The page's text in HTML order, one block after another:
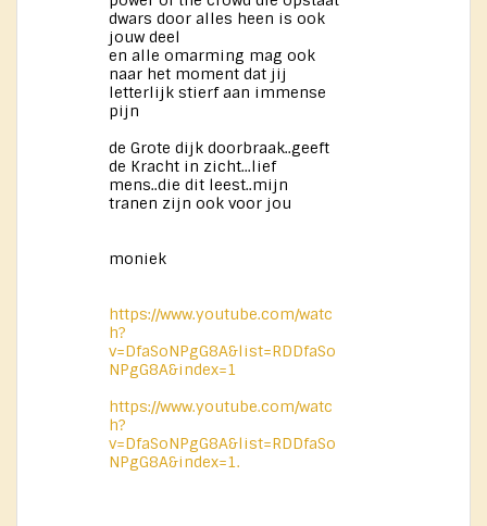
dwars door alles heen is ook
jouw deel
en alle omarming mag ook
naar het moment dat jij
letterlijk stierf aan immense
pijn
de Grote dijk doorbraak..geeft
de Kracht in zicht...lief
mens..die dit leest..mijn
tranen zijn ook voor jou
moniek
https://www.youtube.com/watc
h?
v=DfaSoNPgG8A&list=RDDfaSo
NPgG8A&index=1
https://www.youtube.com/watc
h?
v=DfaSoNPgG8A&list=RDDfaSo
NPgG8A&index=1.